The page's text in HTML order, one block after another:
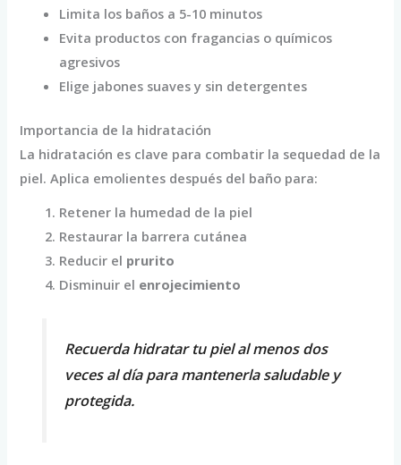
Limita los baños a 5-10 minutos
Evita productos con fragancias o químicos
agresivos
Elige jabones suaves y sin detergentes
Importancia de la hidratación
La hidratación es clave para combatir la sequedad de la
piel. Aplica emolientes después del baño para:
Retener la humedad de la piel
Restaurar la barrera cutánea
Reducir el prurito
Disminuir el enrojecimiento
Recuerda hidratar tu piel al menos dos
veces al día para mantenerla saludable y
protegida.